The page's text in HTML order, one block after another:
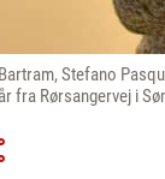
Stefano
fra Rørsangervej i